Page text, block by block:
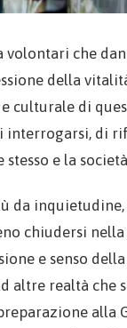
volontari che
della
culturale di
interrogarsi, di
e la
da
chiudersi
e senso
altre realtà che